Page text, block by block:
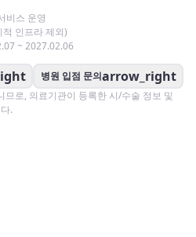
비스 운영
인프라 제외)
~ 2027.02.06
병원 입점 문의arrow_right
로, 의료기관이 등록한 시/수술 정보 및
.